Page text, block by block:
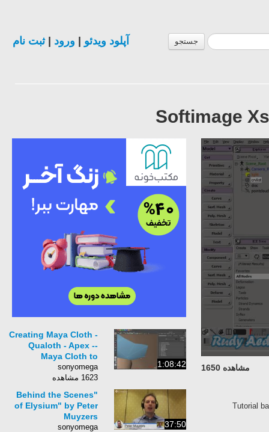
جستجو آپلود ویدئو ورود |ثبت نام
Softimage
مشاهده 1650
Tutorial
1:08:42
Creating Maya Cloth -
Qualoth - Apex --
Maya Cloth to
sonyomega
1623 مشاهده
37:50
"Behind the Scenes
of Elysium" by Peter
Muyzers
sonyomega